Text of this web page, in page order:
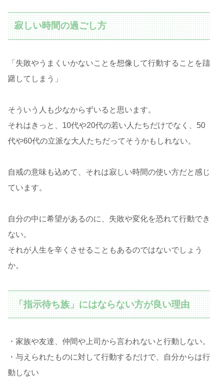
寂しい時間の過ごし方
「失敗やうまくいかないことを想像して行動することを躊
躇してしまう」
そういう人も少なからずいると思います。
それはきっと、10代や20代の若い人たちだけでなく、50
代や60代の立派な大人たちだってそうかもしれない。
自戒の意味も込めて、それは寂しい時間の使い方だと感じ
ています。
自分の中に希望があるのに、失敗や変化を恐れて行動でき
ない。
それが人生を辛くさせることもあるのではないでしょう
か。
「指示待ち族」にはならない方が良い理由
・家族や友達、仲間や上司から言われないと行動しない。
・与えられたものに対して行動するだけで、自分からは行
動しない